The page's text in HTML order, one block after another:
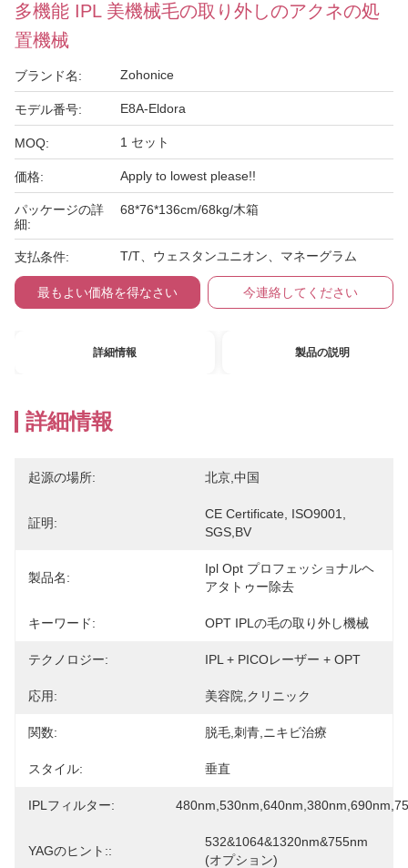
多機能 IPL 美機械毛の取り外しのアクネの処
置機械
ブランド名: Zohonice
モデル番号: E8A-Eldora
MOQ: 1 セット
価格: Apply to lowest please!!
パッケージの詳
細:
68*76*136cm/68kg/木箱
支払条件: T/T、ウェスタンユニオン、マネーグラム
最もよい価格を得なさい 今連絡してください
詳細情報 製品の説明
詳細情報
起源の場所: 北京,中国
証明:
CE Certificate, ISO9001,
SGS,BV
製品名:
Ipl Opt プロフェッショナルヘ
アタトゥー除去
キーワード: OPT IPLの毛の取り外し機械
テクノロジー: IPL + PICOレーザー + OPT
応用: 美容院,クリニック
関数: 脱毛,刺青,ニキビ治療
スタイル: 垂直
IPLフィルター:
YAGのヒント::
532&1064&1320nm&755nm
(オプション)